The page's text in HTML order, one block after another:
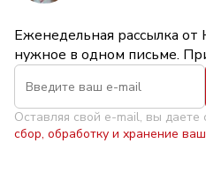
Еженедельная рассылка
нужное в одном письме.
Оставляя свой e-mail, вы даете
сбор, обработку и хранение